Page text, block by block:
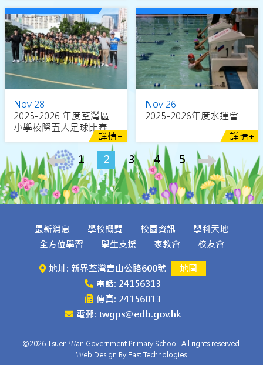
Nov 28
2025-2026 年度荃灣區
小學校際五人足球比賽
詳情+
Nov 26
2025-2026年度水運會
詳情+
1 2 3 4 5
最新消息 學校概覽 校園資訊
學科天地
全方位學習
學生支援 家教會 校友會
地址: 新界荃灣青山公路600號
地圖
電話: 24156313
傳真: 24156013
電郵: twgps@edb.gov.hk
©2026 Tsuen Wan Government Primary School. All rights reserved.
Web Design By East Technologies